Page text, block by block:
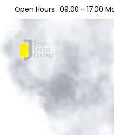
Open Hours : 09.00 - 17.00